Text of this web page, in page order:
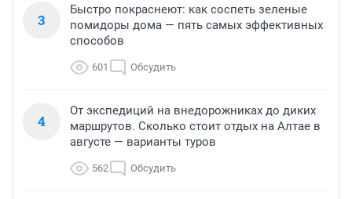
3
Быстро покраснеют: как соспеть зеленые
помидоры дома — пять самых эффективных
способов
601 Обсудить
4
От экспедиций на внедорожниках до диких
маршрутов. Сколько стоит отдых на Алтае в
августе — варианты туров
562 Обсудить